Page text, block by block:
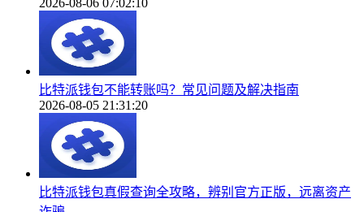
比特派钱包不能转账吗？常见问题及解决指南
2026-08-05 21:31:20
比特派钱包真假查询全攻略，辨别官方正版，远离资产